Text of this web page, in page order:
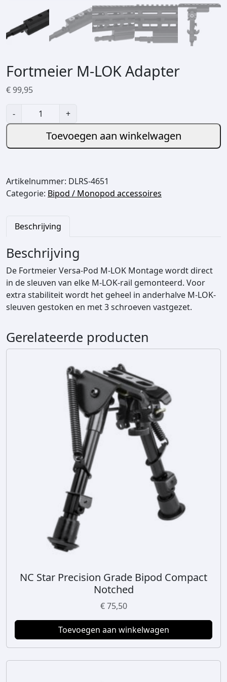
Fortmeier M-LOK Adapter
€99,95
-
o
t
i
e
O
K
A
d
a
e
r
+
Toevoegen aan winkelwagen
Artikelnummer: DLRS-4651
Categorie: Bipod / Monopod accessoires
Beschrijving
Beschrijving
De Fortmeier Versa-Pod M-LOK Montage wordt direct
in de sleuven van elke M-LOK-rail gemonteerd. Voor
extra stabiliteit wordt het geheel in anderhalve M-LOK-
sleuven gestoken en met 3 schroeven vastgezet.
Gerelateerde producten
NC Star Precision Grade Bipod Compact
Notched
€75,50
Toevoegen aan winkelwagen